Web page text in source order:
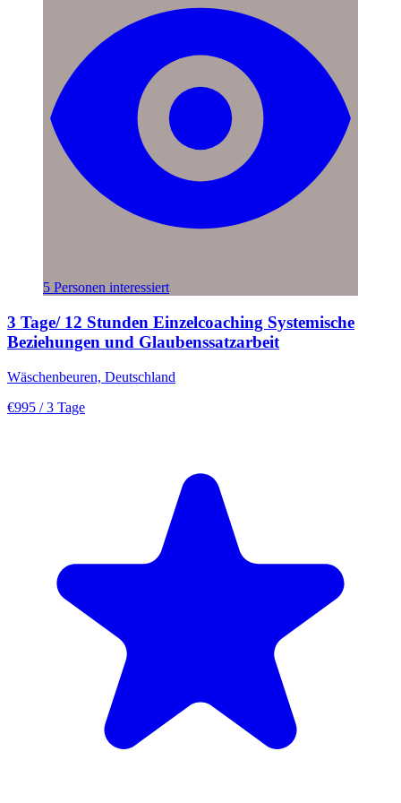
5 Personen interessiert
3 Tage/ 12 Stunden Einzelcoaching Systemische
Beziehungen und Glaubenssatzarbeit
Wäschenbeuren, Deutschland
€995 / 3 Tage